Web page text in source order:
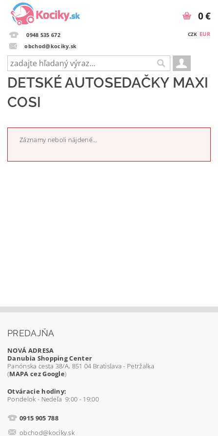
0948 535 672
obchod@kociky.sk
CZK EUR
0 €
DETSKÉ AUTOSEDAČKY MAXI
COSI
Záznamy neboli nájdené...
PREDAJŇA
NOVÁ ADRESA
Danubia Shopping Center
Panónska cesta 38/A, 851 04 Bratislava - Petržalka
(MAPA cez Google)
Otváracie hodiny:
Pondelok - Nedeľa 9:00 - 19:00
0915 905 788
obchod@kociky.sk